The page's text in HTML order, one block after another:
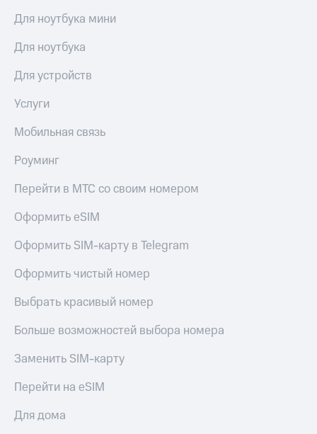
телефона
за границей
магазин
Наушники
колонки
Умные
и
дом
Планшеты
Акции
скидки
Для ноутбука мини
Для ноутбука
Для устройств
Услуги
Мобильная связь
Роуминг
Перейти в МТС со своим номером
Оформить eSIM
Оформить SIM-карту в Telegram
Оформить чистый номер
Выбрать красивый номер
Больше возможностей выбора номера
Заменить SIM-карту
Перейти на eSIM
Для дома